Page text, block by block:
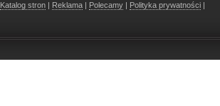
Katalog stron | Reklama | Polecamy | Polityka prywatności |